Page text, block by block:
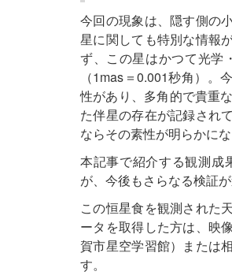
今回の現象は、隠す側の
星に関しても特別な情報
ず、この星はかつて光学
（1mas＝0.001秒角）
性があり、多角的で貴重
た伴星の存在が記録され
ならその素性が明らかにな
本記事で紹介する観測成
が、今後もさらなる検証
この恒星食を観測された
ータを取得した方は、映
賀市星空学習館）または
す。